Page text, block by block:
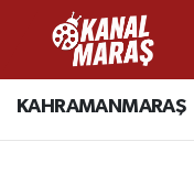
KAHRAMANMARAŞ
CANLI YAYIN